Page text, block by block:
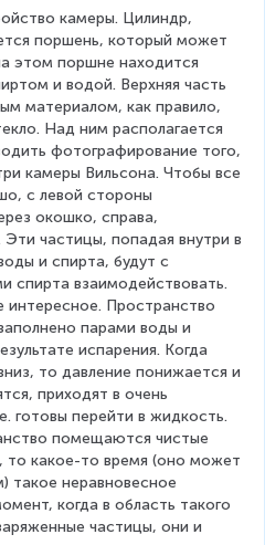
камеры. Цилиндр,
поршень, который может
этом поршне находится
и водой. Верхняя часть
материалом, как правило,
Над ним располагается
фотографирование того,
камеры Вильсона. Чтобы все
с левой стороны
окошко, справа,
Эти частицы, попадая внутри в
и спирта, будут с
спирта взаимодействовать.
интересное. Пространство
парами воды и
испарения. Когда
то давление понижается и
приходят в очень
готовы перейти в жидкость.
помещаются чистые
то какое-то время (оно может
такое неравновесное
когда в область такого
частицы, они и